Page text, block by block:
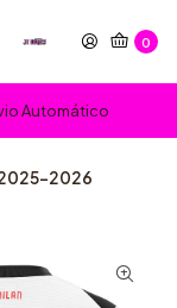
0
Automático
2025-2026